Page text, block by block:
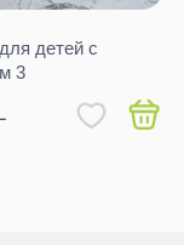
детей с
3